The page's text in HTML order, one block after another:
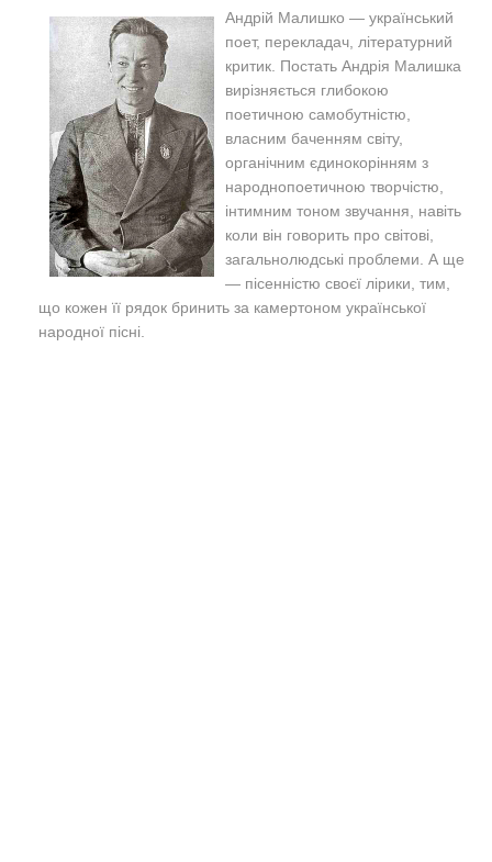
Андрій Малишко — український
поет, перекладач, літературний
критик. Постать Андрія Малишка
вирізняється глибокою
поетичною самобутністю,
власним баченням світу,
органічним єдинокорінням з
народнопоетичною творчістю,
інтимним тоном звучання, навіть
коли він говорить про світові,
загальнолюдські проблеми. А ще
— пісенністю своєї лірики, тим,
що кожен її рядок бринить за камертоном української
народної пісні.